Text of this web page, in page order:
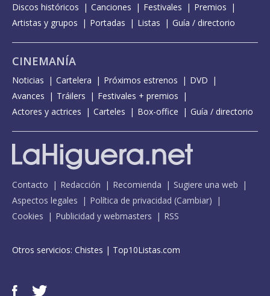
Discos históricos
Canciones Festivales
Premios
Artistas y grupos
Portadas Listas Guía / directorio
CINEMANÍA
Noticias Cartelera Próximos estrenos
DVD
Avances
Tráilers
Festivales + premios
Actores y actrices
Carteles Box-office Guía / directorio
Contacto Redacción Recomienda
Sugiere una web
Aspectos legales
Política de privacidad (Cambiar)
Cookies
Publicidad y webmasters RSS
Otros servicios: Chistes | Top10Listas.com